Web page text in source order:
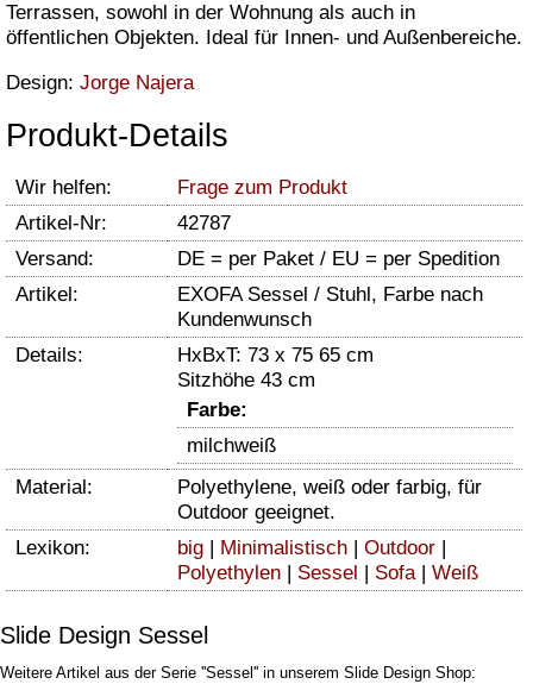
Terrassen, sowohl in der Wohnung als auch in
öffentlichen Objekten. Ideal für Innen- und Außenbereiche.
Design: Jorge Najera
Produkt-Details
Wir helfen:
Frage zum Produkt
Artikel-Nr:
42787
Versand:
DE = per Paket / EU = per Spedition
Artikel:
EXOFA Sessel / Stuhl, Farbe nach
Kundenwunsch
Details:
HxBxT: 73 x 75 65 cm
Sitzhöhe 43 cm
Farbe:
milchweiß
Material:
Polyethylene, weiß oder farbig, für
Outdoor geeignet.
Lexikon:
big Minimalistisch Outdoor
Polyethylen
Sessel Sofa| Weiß
Slide Design Sessel
Weitere Artikel aus der Serie ''Sessel'' in unserem Slide Design Shop: